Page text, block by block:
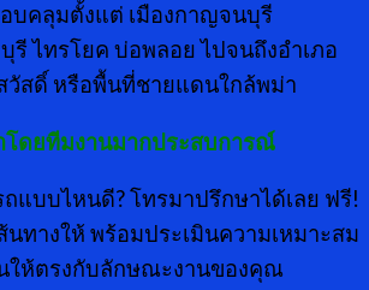
บคลุมตั้งแต่ เมืองกาญจนบุรี
รี ไทรโยค บ่อพลอย ไปจนถึงอำเภอ
วัสดิ์ หรือพื้นที่ชายแดนใกล้พม่า
โดยทีมงานมากประสบการณ์
แบบไหนดี? โทรมาปรึกษาได้เลย ฟรี!
นทางให้ พร้อมประเมินความเหมาะสม
ให้ตรงกับลักษณะงานของคุณ